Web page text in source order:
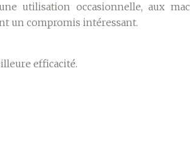
utilisation occasionnelle, aux
un compromis intéressant.
efficacité.